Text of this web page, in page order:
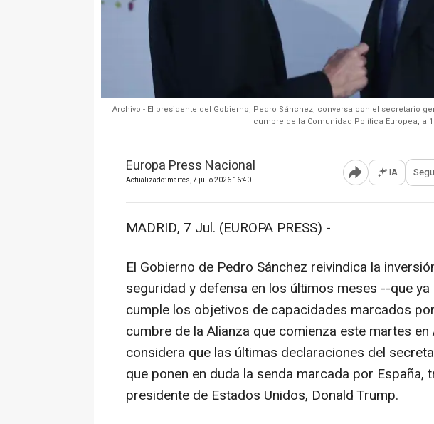
Archivo - El presidente del Gobierno, Pedro Sánchez, conversa con el secretario
cumbre de la Comunidad Política Europea, a
Europa Press Nacional
Actualizado: martes, 7 julio 2026 16:40 Abrir IA
MADRID, 7 Jul. (EUROPA PRESS) -
El Gobierno de Pedro Sánchez reivindica la
seguridad y defensa en los últimos meses --que ya
cumple los objetivos de capacidades marcados
cumbre de la Alianza que comienza este martes
considera que las últimas declaraciones del
que ponen en duda la senda marcada por España,
presidente de Estados Unidos, Donald Trump.